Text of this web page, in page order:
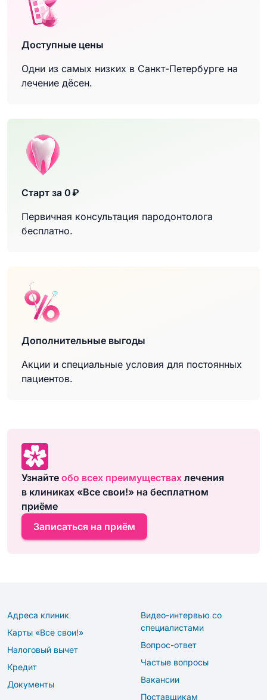
Доступные цены
Одни из самых низких в Санкт-Петербурге на
лечение дёсен.
Старт за 0 ₽
Первичная консультация пародонтолога
бесплатно.
Дополнительные выгоды
Акции и специальные условия для постоянных
пациентов.
Узнайте обо всех преимуществах лечения
в клиниках «Все свои!» на бесплатном
приёме
Записаться на приём
Адреса клиник
Карты «Все свои!»
Налоговый вычет
Кредит
Документы
Видео-интервью со
специалистами
Вопрос-ответ
Частые вопросы
Вакансии
Поставщикам